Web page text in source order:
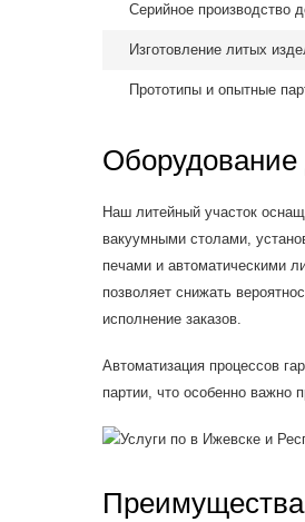
Серийное производство
Изготовление литых
Прототипы и опытные
Оборудование
Наш литейный участок
вакуумными столами,
печами и автоматическими
позволяет снижать
исполнение заказов.
Автоматизация процессов
партии, что особенно важно